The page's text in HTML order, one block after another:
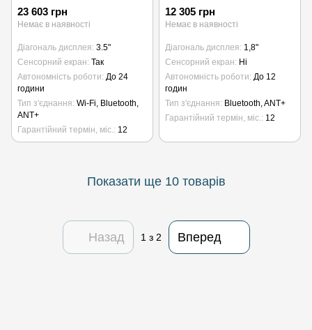
23 603 грн
Немає в наявності
Діагональ дисплея 3.5"
Сенсорний екран Так
Автономність роботи До 24
години
Тип з'єднання Wi-Fi, Bluetooth,
ANT+
Гарантійний термін, міс. 12
12 305 грн
Немає в наявності
Діагональ дисплея 1,8"
Сенсорний екран
Ні
Автономність роботи До 12
годин
Тип з'єднання
Bluetooth, ANT+
Гарантійний термін, міс. 12
Показати ще 10 товарів
Назад 1з 2 Вперед